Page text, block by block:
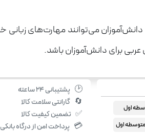
می‌توانند مهارت‌های زبانی
عربی برای دانش‌آموزان باشد.
اول
اول
🕑 پشتیبانی ۲۴ ساعته
🔄 گارانتی سلامت کالا
✅ تضمین کیفیت کالا
💳 پرداخت امن از درگاه بانکی